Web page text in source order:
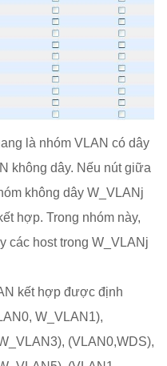
là nhóm VLAN có dây
không dây. Nếu nút giữa
không dây W_VLANj
hợp. Trong nhóm này,
các host trong W_VLANj
kết hợp được định
W_VLAN1),
(VLAN0,WDS),